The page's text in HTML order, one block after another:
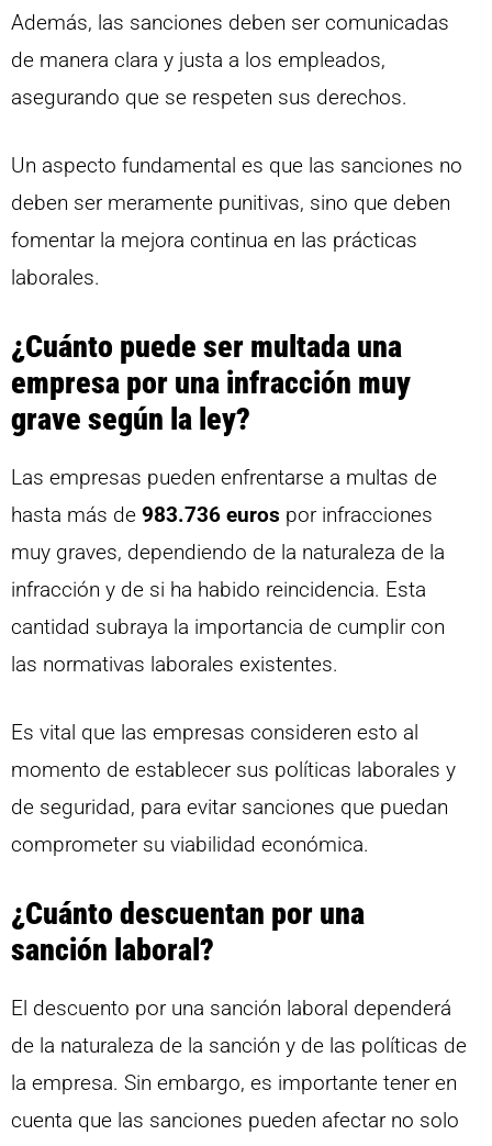
Además, las sanciones deben ser comunicadas
de manera clara y justa a los empleados,
asegurando que se respeten sus derechos.
Un aspecto fundamental es que las sanciones no
deben ser meramente punitivas, sino que deben
fomentar la mejora continua en las prácticas
laborales.
¿Cuánto puede ser multada una
empresa por una infracción muy
grave según la ley?
Las empresas pueden enfrentarse a multas de
hasta más de 983.736 euros por infracciones
muy graves, dependiendo de la naturaleza de la
infracción y de si ha habido reincidencia. Esta
cantidad subraya la importancia de cumplir con
las normativas laborales existentes.
Es vital que las empresas consideren esto al
momento de establecer sus políticas laborales y
de seguridad, para evitar sanciones que puedan
comprometer su viabilidad económica.
¿Cuánto descuentan por una
sanción laboral?
El descuento por una sanción laboral dependerá
de la naturaleza de la sanción y de las políticas de
la empresa. Sin embargo, es importante tener en
cuenta que las sanciones pueden afectar no solo